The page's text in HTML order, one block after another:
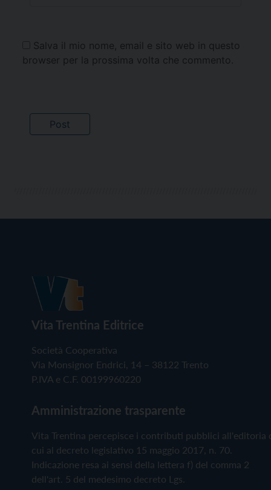
Salva il mio nome, email e sito web in questo
browser per la prossima volta che commento.
Vita Trentina Editrice
Società Cooperativa
Via Monsignor Endrici, 14 – 38122 Trento
P.IVA e C.F. 00199960220
Amministrazione trasparente
Vita Trentina percepisce i contributi pubblici all'editoria
cui al decreto legislativo 15 maggio 2017, n. 70.
Indicazione resa ai sensi della lettera f) del comma 2
dell'art. 5 del medesimo decreto Lgs.